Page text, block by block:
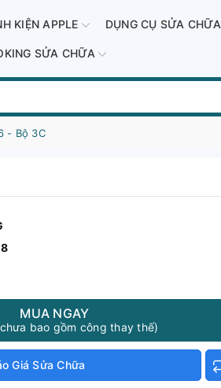
KIỆN APPLE DỤNG CỤ SỬA CHỮA
SỬA CHỮA
- Bộ 3C
MUA NGAY
bao gồm công thay thế)
Giá Sửa Chữa